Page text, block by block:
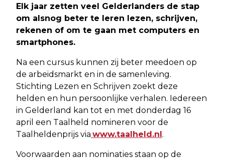
Elk jaar zetten veel Gelderlanders de stap
om alsnog beter te leren lezen, schrijven,
rekenen of om te gaan met computers en
smartphones.
Na een cursus kunnen zij beter meedoen op
de arbeidsmarkt en in de samenleving.
Stichting Lezen en Schrijven zoekt deze
helden en hun persoonlijke verhalen. Iedereen
in Gelderland kan tot en met donderdag 16
april een Taalheld nomineren voor de
Taalheldenprijs via www.taalheld.nl.
Voorwaarden aan nominaties staan op de